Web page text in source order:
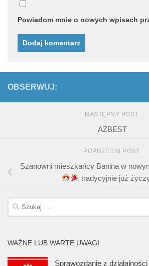
Powiadom mnie o nowych wpisach
OBSERWUJ:
NASTĘPNY POST
AZBEST
POPRZEDNI POST
Szanowni mieszkańcy Banina w
tradycyjnie już
Szukaj:
WAŻNE LUB WARTE UWAGI
Sprawozdanie z